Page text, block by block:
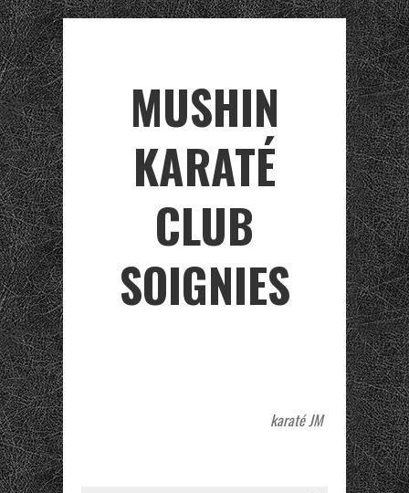
MUSHIN
KARATÉ
CLUB
SOIGNIES
karaté JM